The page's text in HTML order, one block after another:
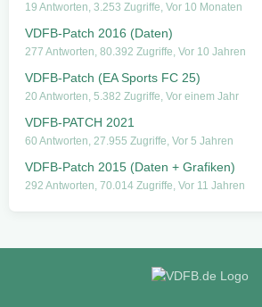
19 Antworten, 3.253 Zugriffe, Vor 10 Monaten
VDFB-Patch 2016 (Daten)
277 Antworten, 80.392 Zugriffe, Vor 10 Jahren
VDFB-Patch (EA Sports FC 25)
20 Antworten, 5.382 Zugriffe, Vor einem Jahr
VDFB-PATCH 2021
60 Antworten, 27.955 Zugriffe, Vor 5 Jahren
VDFB-Patch 2015 (Daten + Grafiken)
292 Antworten, 70.014 Zugriffe, Vor 11 Jahren